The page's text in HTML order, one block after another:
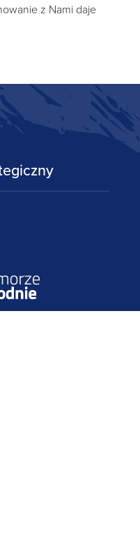
z Nami daje